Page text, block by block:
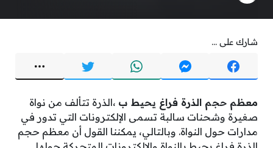
شارك على ...
معظم حجم الذرة فراغ يحيط ب ،الذرة تتألف من نواة
صغيرة وشحنات سالبة تسمى الإلكترونات التي تدور في
مدارات حول النواة. وبالتالي، يمكننا القول أن معظم حجم